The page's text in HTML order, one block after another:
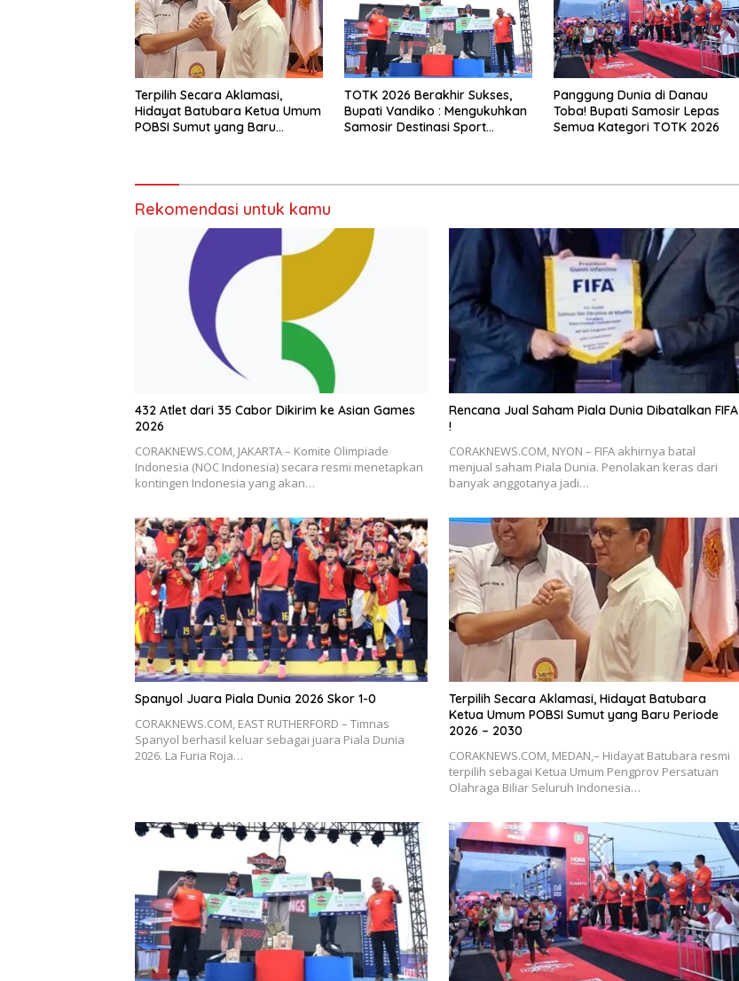
Terpilih Secara Aklamasi,
Hidayat Batubara Ketua Umum
POBSI Sumut yang Baru
TOTK 2026 Berakhir Sukses,
Bupati Vandiko : Mengukuhkan
Samosir Destinasi Sport
Panggung Dunia di Danau
Toba! Bupati Samosir Lepas
Semua Kategori TOTK 2026
Rekomendasi untuk kamu
432 Atlet dari 35 Cabor Dikirim ke Asian Games
2026
CORAKNEWS.COM, JAKARTA – Komite Olimpiade
Indonesia (NOC Indonesia) secara resmi menetapkan
kontingen Indonesia yang akan…
Rencana Jual Saham Piala Dunia Dibatalkan FIFA
!
CORAKNEWS.COM, NYON – FIFA akhirnya batal
menjual saham Piala Dunia. Penolakan keras dari
banyak anggotanya jadi…
Spanyol Juara Piala Dunia 2026 Skor 1-0
CORAKNEWS.COM, EAST RUTHERFORD – Timnas
Spanyol berhasil keluar sebagai juara Piala Dunia
2026. La Furia Roja…
Terpilih Secara Aklamasi, Hidayat Batubara
Ketua Umum POBSI Sumut yang Baru Periode
2026 – 2030
CORAKNEWS.COM, MEDAN,– Hidayat Batubara resmi
terpilih sebagai Ketua Umum Pengprov Persatuan
Olahraga Biliar Seluruh Indonesia…